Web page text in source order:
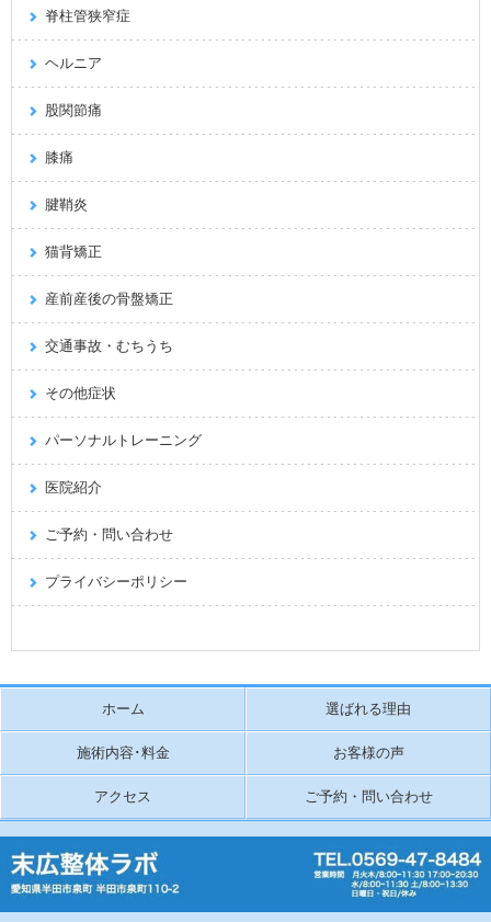
脊柱管狭窄症
ヘルニア
股関節痛
膝痛
腱鞘炎
猫背矯正
産前産後の骨盤矯正
交通事故・むちうち
その他症状
パーソナルトレーニング
医院紹介
ご予約・問い合わせ
プライバシーポリシー
ホーム 選ばれる理由
施術内容･料金 お客様の声
アクセス ご予約・問い合わせ